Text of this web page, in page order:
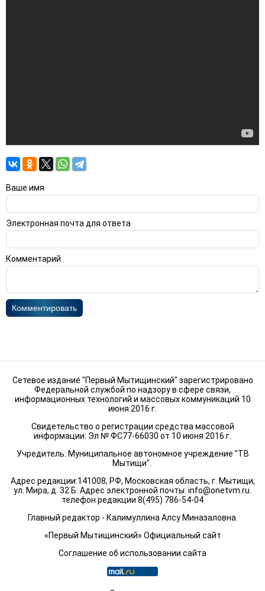
Ваше имя
Электронная почта для ответа
Комментарий
Комментировать
Сетевое издание "Первый Мытищинский" зарегистрировано
Федеральной службой по надзору в сфере связи,
информационных технологий и массовых коммуникаций 10
июня 2016 г.
Свидетельство о регистрации средства массовой
информации: Эл № ФС77-66030 от 10 июня 2016 г.
Учредитель: Муниципальное автономное учреждение "ТВ
Мытищи".
Адрес редакции:141008, РФ, Московская область, г. Мытищи,
ул. Мира, д. 32 Б. Адрес электронной почты: info@onetvm.ru
телефон редакции 8(495) 786-54-04
Главный редактор - Калимуллина Алсу Миназаловна.
«Первый Мытищинский» Официальный сайт
Соглашение об использовании сайта